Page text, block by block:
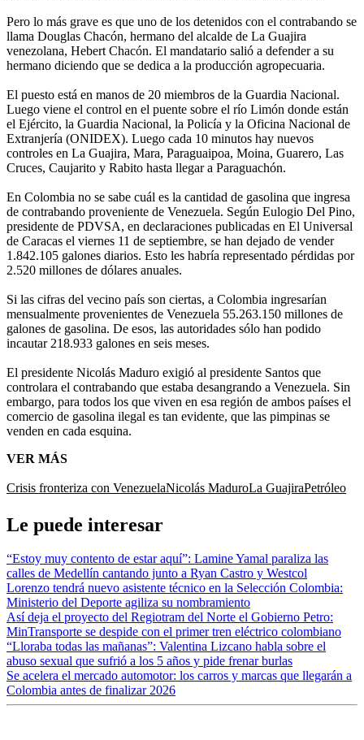
Pero lo más grave es que uno de los detenidos con el contrabando se
llama Douglas Chacón, hermano del alcalde de La Guajira
venezolana, Hebert Chacón. El mandatario salió a defender a su
hermano diciendo que se dedica a la producción agropecuaria.
El puesto está en manos de 20 miembros de la Guardia Nacional.
Luego viene el control en el puente sobre el río Limón donde están
el Ejército, la Guardia Nacional, la Policía y la Oficina Nacional de
Extranjería (ONIDEX). Luego cada 10 minutos hay nuevos
controles en La Guajira, Mara, Paraguaipoa, Moina, Guarero, Las
Cruces, Caujarito y Rabito hasta llegar a Paraguachón.
En Colombia no se sabe cuál es la cantidad de gasolina que ingresa
de contrabando proveniente de Venezuela. Según Eulogio Del Pino,
presidente de PDVSA, en declaraciones publicadas en El Universal
de Caracas el viernes 11 de septiembre, se han dejado de vender
1.842.105 galones diarios. Esto les habría representado pérdidas por
2.520 millones de dólares anuales.
Si las cifras del vecino país son ciertas, a Colombia ingresarían
mensualmente provenientes de Venezuela 55.263.150 millones de
galones de gasolina. De esos, las autoridades sólo han podido
incautar 218.933 galones en seis meses.
El presidente Nicolás Maduro exigió al presidente Santos que
controlara el contrabando que estaba desangrando a Venezuela. Sin
embargo, para todos los que viven en esa región de ambos países el
comercio de gasolina ilegal es tan evidente, que las pimpinas se
venden en cada esquina.
VER MÁS
Crisis fronteriza con VenezuelaNicolás MaduroLa GuajiraPetróleo
Le puede interesar
“Estoy muy contento de estar aquí”: Lamine Yamal paraliza las
calles de Medellín cantando junto a Ryan Castro y Westcol
Lorenzo tendrá nuevo asistente técnico en la Selección Colombia:
Ministerio del Deporte agiliza su nombramiento
Así deja el proyecto del Regiotram del Norte el Gobierno Petro:
MinTransporte se despide con el primer tren eléctrico colombiano
“Lloraba todas las mañanas”: Valentina Lizcano habla sobre el
abuso sexual que sufrió a los 5 años y pide frenar burlas
Se acelera el mercado automotor: los carros y marcas que llegarán a
Colombia antes de finalizar 2026